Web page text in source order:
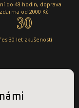
do 48 hodin, doprava
zdarma od 2000 Kč
30 let zkušeností